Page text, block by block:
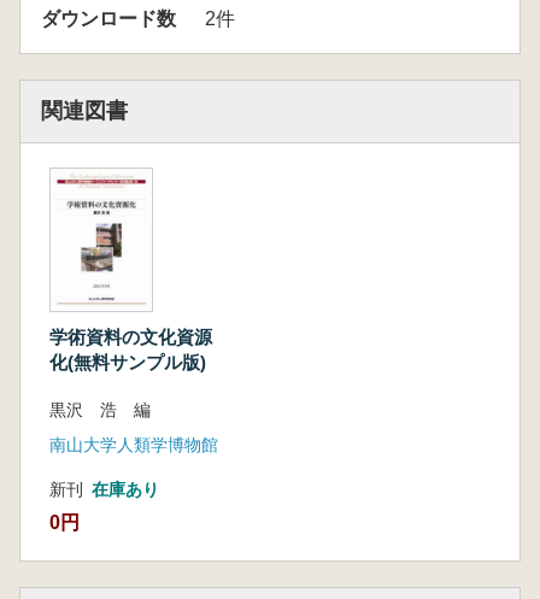
プローチ Holistic Space としての展示照明環
川合 剛 博物館資料としてのマリンガーコ
レクション 登録、収蔵、展示
森田 稔 博物館施設の危機管理
第Ⅱ部 博物館情報研究
鈴木志元 博物館情報システムを巡る諸問題
河野浩之 南山大学人類学博物館の資料デジ
タル化 博物館アーカイブCMS 構築
鈴木良徳 八重樫純樹 MLA 資料の統合化
モデルの研究
ータ共同作成支援システムの研究開発
小西祐貴 八重樫純樹 城館跡メタデータ作
成における一検討
ダウンロード数 2件
関連図書
学術資料の文化資源
化(無料サンプル版)
黒沢 浩 編
南山大学人類学博物館
新刊 在庫あり
0円